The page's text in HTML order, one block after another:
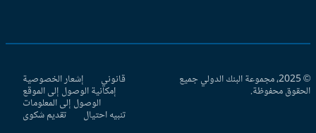
© 2025، مجموعة البنك الدولي جميع
محفوظة.
قانوني إشعار الخصوصية
إمكانية الوصول إلى الموقع
الوصول إلى المعلومات
تنبيه احتيال تقديم شكوى